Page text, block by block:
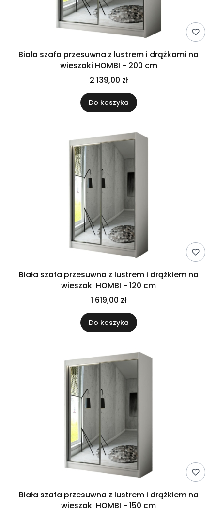
Biała szafa przesuwna z lustrem i drążkami na
wieszaki HOMBI - 200 cm
2 139,00 zł
Do koszyka
Biała szafa przesuwna z lustrem i drążkiem na
wieszaki HOMBI - 120 cm
1 619,00 zł
Do koszyka
Biała szafa przesuwna z lustrem i drążkiem na
wieszaki HOMBI - 150 cm